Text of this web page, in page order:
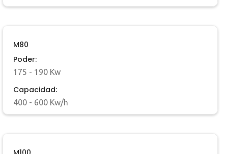
M80
Poder:
175 - 190 Kw
Capacidad:
400 - 600 Kw/h